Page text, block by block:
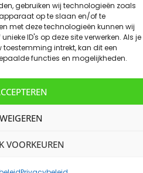
gebruiken wij technologieën zoals
op te slaan en/of te
met deze technologieën kunnen wij
ID's op deze site verwerken. Als je
intrekt, kan dit een
functies en mogelijkheden.
WEIGEREN
VOORKEUREN